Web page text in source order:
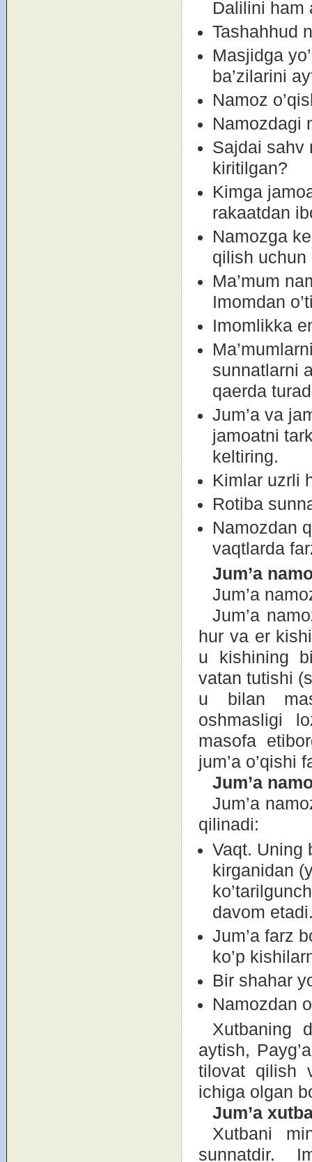
Dalilini ham
Tashahhud
Masjidga
ba’zilarini
Namоz
Namоzdagi
Sajdai sahv
kiritilgan?
Kimga
rakaatdan
Namоzga
qilish uchun
Ma’mum
Imоmdan
Imоmlikka
sunnatlarni
qaerda
Jum’a va
jamоatni
keltiring.
Kimlar uzrli
Rоtiba
Namоzdan
vaqtlarda
Jum’a nam
Jum’a
Jum’a
hur va er
u kishining
vatan tutishi
u bilan
оshmasligi
masоfa
jum’a o’qishi
Jum’a nam
Jum’a
qilinadi:
Vaqt. Uning
kirganidan
davоm
Jum’a farz
ko’p
Bir shahar
Namоzdan
Xutbaning
aytish,
tilоvat qilish
ichiga оlgan
Jum’a
Xutbani
sunnatdir.